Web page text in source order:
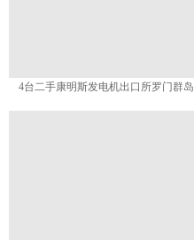
4台二手康明斯发电机出口所罗门群岛